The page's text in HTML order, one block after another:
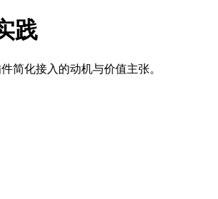
践
简化接入的动机与价值主张。